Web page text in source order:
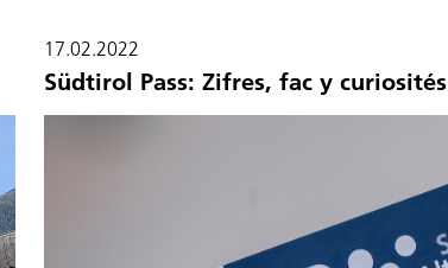
17.02.2022
Südtirol Pass: Zifres, fac y curiosités